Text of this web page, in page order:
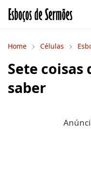
Home Células
Sete coisas
saber